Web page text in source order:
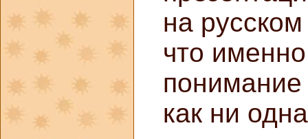
на
что
понимание
как ни